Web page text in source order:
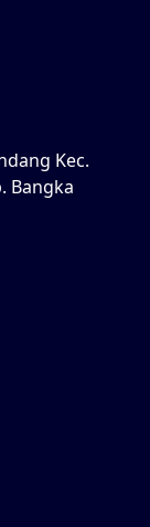
Kec.
Bangka